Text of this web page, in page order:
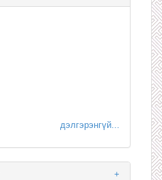
дэлгэрэнгүй...
+